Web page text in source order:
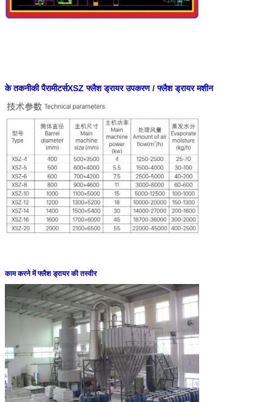
के तकनीकी पैरामीटर्सXSZ फ्लैश ड्रायर उपकरण / फ्लैश ड्रायर मशीन
काम करने में फ्लैश ड्रायर की तस्वीर